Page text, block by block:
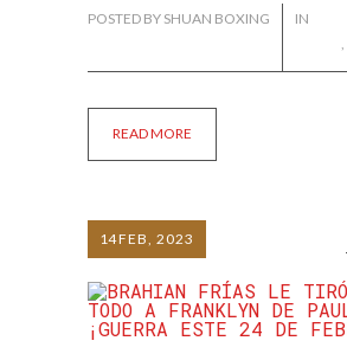
READ MORE
POSTED BY SHUAN BOXING IN
,
14FEB, 2023